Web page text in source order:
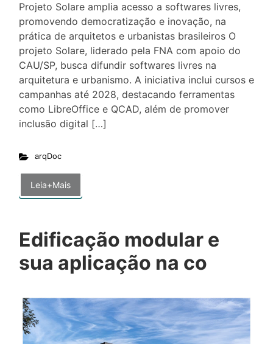
Projeto Solare amplia acesso a softwares livres,
promovendo democratização e inovação, na
prática de arquitetos e urbanistas brasileiros O
projeto Solare, liderado pela FNA com apoio do
CAU/SP, busca difundir softwares livres na
arquitetura e urbanismo. A iniciativa inclui cursos e
campanhas até 2028, destacando ferramentas
como LibreOffice e QCAD, além de promover
inclusão digital […]
arqDoc
Leia+Mais
Edificação modular e
sua aplicação na co